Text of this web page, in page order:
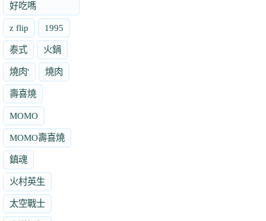
好吃嗎
z flip 1995
泰式 火鍋
燒肉' 燒肉
壽喜燒
MOMO
MOMO壽喜燒
鎮魂
火村英生
太空戰士